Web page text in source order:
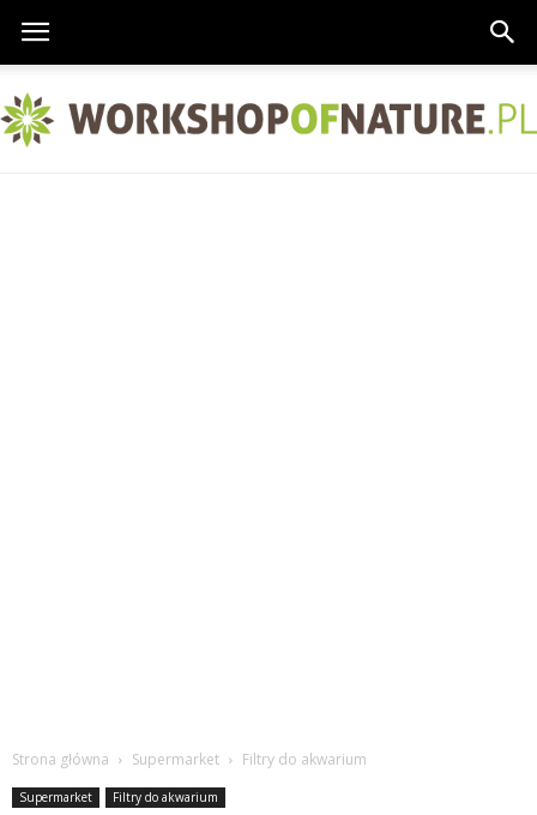
Strona główna Supermarket Filtry do akwarium
Supermarket Filtry do akwarium